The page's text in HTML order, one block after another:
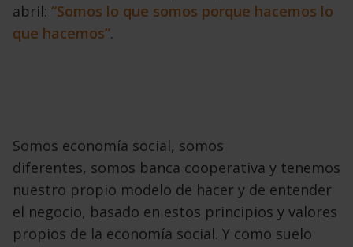
abril: “Somos lo que somos porque hacemos lo
que hacemos”.
Somos economía social, somos
diferentes, somos banca cooperativa y tenemos
nuestro propio modelo de hacer y de entender
el negocio, basado en estos principios y valores
propios de la economía social. Y como suelo